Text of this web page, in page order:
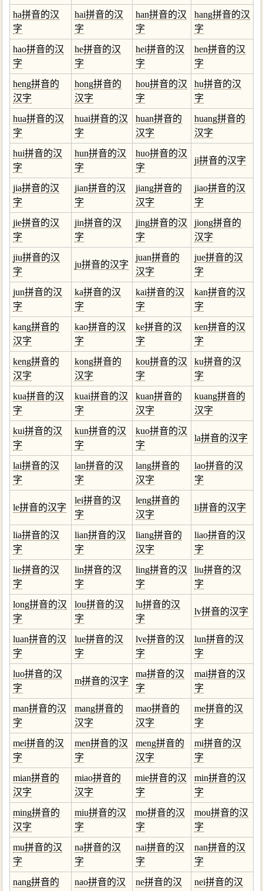
ha拼音的汉
字
hai拼音的汉
字
han拼音的汉
字
hang拼音的汉
字
hao拼音的汉
字
he拼音的汉
字
hei拼音的汉
字
hen拼音的汉
字
heng拼音的
汉字
hong拼音的
汉字
hou拼音的汉
字
hu拼音的汉
字
hua拼音的汉
字
huai拼音的汉
字
huan拼音的
汉字
huang拼音的
汉字
hui拼音的汉
字
hun拼音的汉
字
huo拼音的汉
字
ji拼音的汉字
jia拼音的汉
字
jian拼音的汉
字
jiang拼音的
汉字
jiao拼音的汉
字
jie拼音的汉
字
jin拼音的汉
字
jing拼音的汉
字
jiong拼音的
汉字
jiu拼音的汉
字
ju拼音的汉字
juan拼音的
汉字
jue拼音的汉
字
jun拼音的汉
字
ka拼音的汉
字
kai拼音的汉
字
kan拼音的汉
字
kang拼音的
汉字
kao拼音的汉
字
ke拼音的汉
字
ken拼音的汉
字
keng拼音的
汉字
kong拼音的
汉字
kou拼音的汉
字
ku拼音的汉
字
kua拼音的汉
字
kuai拼音的汉
字
kuan拼音的
汉字
kuang拼音的
汉字
kui拼音的汉
字
kun拼音的汉
字
kuo拼音的汉
字
la拼音的汉字
lai拼音的汉
字
lan拼音的汉
字
lang拼音的
汉字
lao拼音的汉
字
le拼音的汉字
lei拼音的汉
字
leng拼音的
汉字
li拼音的汉字
lia拼音的汉
字
lian拼音的汉
字
liang拼音的
汉字
liao拼音的汉
字
lie拼音的汉
字
lin拼音的汉
字
ling拼音的汉
字
liu拼音的汉
字
long拼音的汉
字
lou拼音的汉
字
lu拼音的汉
字
lv拼音的汉字
luan拼音的汉
字
lue拼音的汉
字
lve拼音的汉
字
lun拼音的汉
字
luo拼音的汉
字
m拼音的汉字
ma拼音的汉
字
mai拼音的汉
字
man拼音的汉
字
mang拼音的
汉字
mao拼音的
汉字
me拼音的汉
字
mei拼音的汉
字
men拼音的汉
字
meng拼音的
汉字
mi拼音的汉
字
mian拼音的
汉字
miao拼音的
汉字
mie拼音的汉
字
min拼音的汉
字
ming拼音的
汉字
miu拼音的汉
字
mo拼音的汉
字
mou拼音的汉
字
mu拼音的汉
字
na拼音的汉
字
nai拼音的汉
字
nan拼音的汉
字
nang拼音的
nao拼音的汉
ne拼音的汉
nei拼音的汉